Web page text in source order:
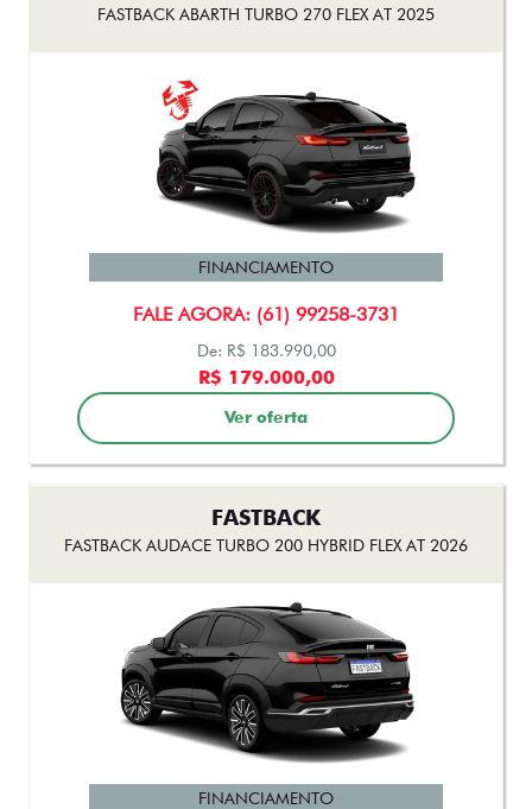
FASTBACK ABARTH TURBO 270 FLEX AT 2025
FALE AGORA: (61) 99258-3731
FINANCIAMENTO
De: R$ 183.990,00
R$ 179.000,00
Ver oferta
FASTBACK
FASTBACK AUDACE TURBO 200 HYBRID FLEX AT 2026
FINANCIAMENTO